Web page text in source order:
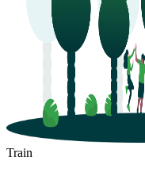
Train